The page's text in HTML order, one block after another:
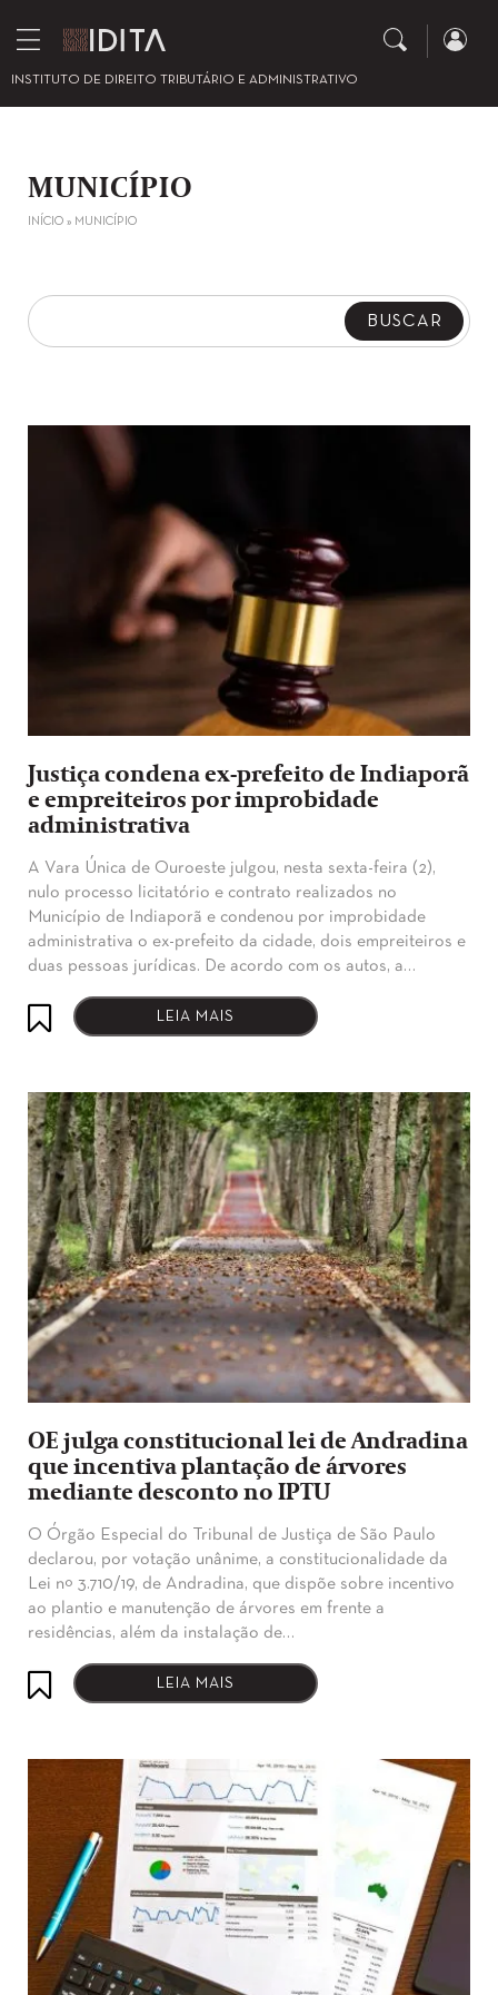
INSTITUTO DE DIREITO TRIBUTÁRIO E ADMINISTRATIVO
MUNICÍPIO
INÍCIO » MUNICÍPIO
Justiça condena ex-prefeito de Indiaporã
e empreiteiros por improbidade
administrativa
A Vara Única de Ouroeste julgou, nesta sexta-feira (2),
nulo processo licitatório e contrato realizados no
Município de Indiaporã e condenou por improbidade
administrativa o ex-prefeito da cidade, dois empreiteiros e
duas pessoas jurídicas. De acordo com os autos, a…
LEIA MAIS
OE julga constitucional lei de Andradina
que incentiva plantação de árvores
mediante desconto no IPTU
O Órgão Especial do Tribunal de Justiça de São Paulo
declarou, por votação unânime, a constitucionalidade da
Lei nº 3.710/19, de Andradina, que dispõe sobre incentivo
ao plantio e manutenção de árvores em frente a
residências, além da instalação de…
LEIA MAIS